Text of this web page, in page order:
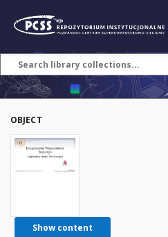
OBJECT
Show content